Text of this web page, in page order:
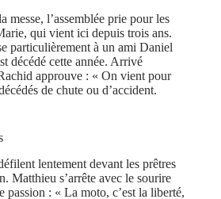
messe, l’assemblée prie pour les
qui vient ici depuis trois ans.
particulièrement à un ami Daniel
décédé cette année. Arrivé
approuve : « On vient pour
de chute ou d’accident.
lentement devant les prêtres
Matthieu s’arrête avec le sourire
passion : « La moto, c’est la liberté,